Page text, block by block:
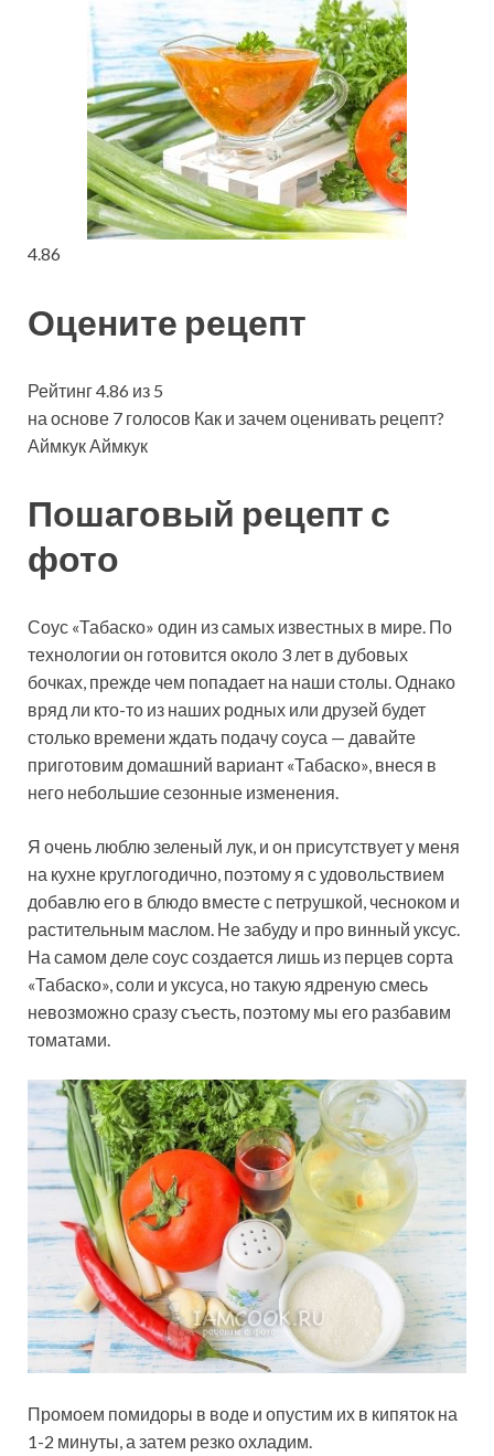
4.86
Оцените рецепт
Рейтинг 4.86 из 5
на основе 7 голосов Как и зачем оценивать рецепт?
Аймкук Аймкук
Пошаговый рецепт с
фото
Соус «Табаско» один из самых известных в мире. По
технологии он готовится около 3 лет в дубовых
бочках, прежде чем попадает на наши столы. Однако
вряд ли кто-то из наших родных или друзей будет
столько времени ждать подачу соуса — давайте
приготовим домашний вариант «Табаско», внеся в
него небольшие сезонные изменения.
Я очень люблю зеленый лук, и он присутствует у меня
на кухне круглогодично, поэтому я с удовольствием
добавлю его в блюдо вместе с петрушкой, чесноком и
растительным маслом. Не забуду и про винный уксус.
На самом деле соус создается лишь из перцев сорта
«Табаско», соли и уксуса, но такую ядреную смесь
невозможно сразу съесть, поэтому мы его разбавим
томатами.
Промоем помидоры в воде и опустим их в кипяток на
1-2 минуты, а затем резко охладим.